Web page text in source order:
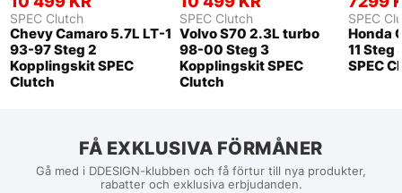
SPEC Clutch
Chevy Camaro 5.7L LT-1
93-97 Steg 2
Kopplingskit SPEC
Clutch
SPEC Clutch
Volvo S70 2.3L turbo
98-00 Steg 3
Kopplingskit SPEC
Clutch
SPEC
Honda
11
SPEC
FÅ EXKLUSIVA FÖRMÅNER
Gå med i DDESIGN-klubben och få förtur till nya produkter,
rabatter och exklusiva erbjudanden.